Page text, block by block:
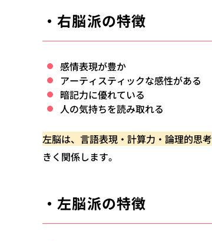
・右脳派の特徴
感情表現が豊か
アーティスティックな感性がある
暗記力に優れている
人の気持ちを読み取れる
左脳は、言語表現・計算力・論理的思考
きく関係します。
・左脳派の特徴